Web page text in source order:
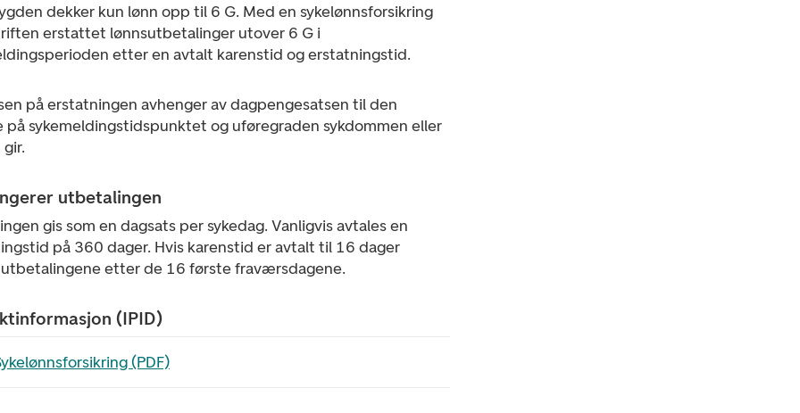
dekker kun lønn opp til 6 G. Med en sykelønnsforsikring
erstattet lønnsutbetalinger utover 6 G i
etter en avtalt karenstid og erstatningstid.
på erstatningen avhenger av dagpengesatsen til den
på sykemeldingstidspunktet og uføregraden sykdommen eller
utbetalingen
gis som en dagsats per sykedag. Vanligvis avtales en
på 360 dager. Hvis karenstid er avtalt til 16 dager
etter de 16 første fraværsdagene.
(IPID)
(PDF)
filen i en ny fane